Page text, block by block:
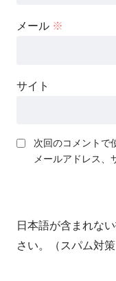
メール ※
サイト
次回のコメントで
メールアドレス、
日本語が含まれな
さい。（スパム対策